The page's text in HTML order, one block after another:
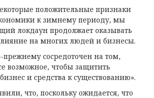
положительные признаки
к зимнему периоду, мы
локдаун продолжает оказывать
на многих людей и бизнесы.
прежнему сосредоточен на том,
возможное, чтобы защитить
и средства к существованию».
что, поскольку ожидается, что